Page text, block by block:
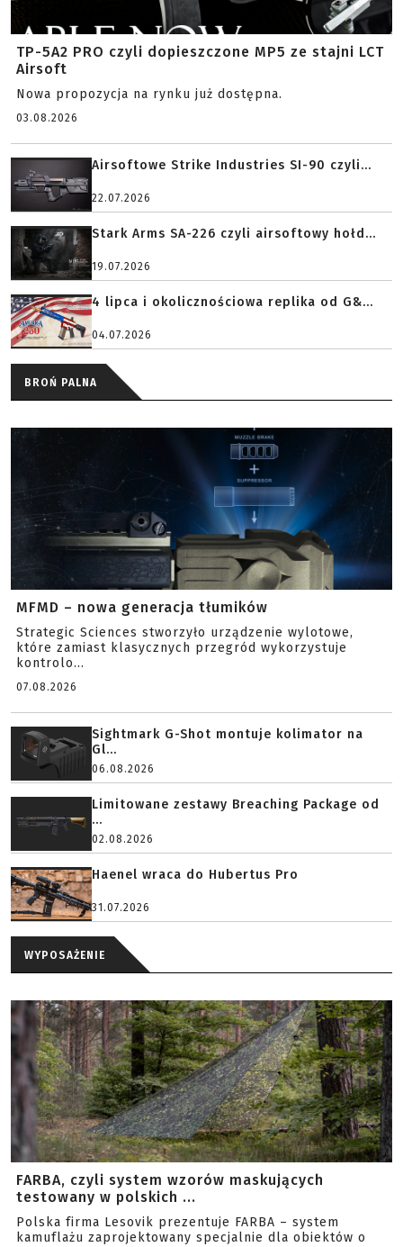
TP-5A2 PRO czyli dopieszczone MP5 ze stajni LCT
Airsoft
Nowa propozycja na rynku już dostępna.
03.08.2026
Airsoftowe Strike Industries SI-90 czyli...
22.07.2026
Stark Arms SA-226 czyli airsoftowy hołd...
19.07.2026
4 lipca i okolicznościowa replika od G&...
04.07.2026
BROŃ PALNA
MFMD – nowa generacja tłumików
Strategic Sciences stworzyło urządzenie wylotowe,
które zamiast klasycznych przegród wykorzystuje
kontrolo...
07.08.2026
Sightmark G-Shot montuje kolimator na
Gl...
06.08.2026
Limitowane zestawy Breaching Package od
...
02.08.2026
Haenel wraca do Hubertus Pro
31.07.2026
WYPOSAŻENIE
FARBA, czyli system wzorów maskujących
testowany w polskich ...
Polska firma Lesovik prezentuje FARBA – system
kamuflażu zaprojektowany specjalnie dla obiektów o